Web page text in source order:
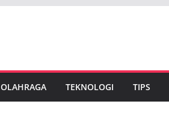
OLAHRAGA TEKNOLOGI TIPS